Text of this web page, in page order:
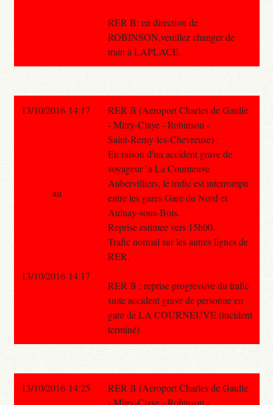
RER B: en direction de
ROBINSON,veuillez changer de
train à LAPLACE.
13/10/2016 14:17
RER B (Aeroport Charles de Gaulle
- Mitry-Claye - Robinson -
Saint-Remy-les-Chevreuse) :
En raison d'un accident grave de
voyageur `a La Courneuve
Aubervilliers, le trafic est interrompu
entre les gares Gare du Nord et
Aulnay-sous-Bois.
Reprise estimee vers 15h00.
Trafic normal sur les autres lignes de
RER.
RER B : reprise progressive du trafic
suite accident grave de personne en
gare de LA COURNEUVE.(incident
terminé)
au
13/10/2016 14:17
13/10/2016 14:25
RER B (Aeroport Charles de Gaulle
- Mitry-Claye - Robinson -